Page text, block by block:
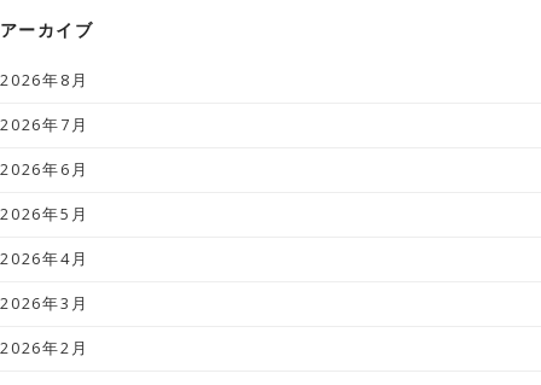
アーカイブ
2026年8月
2026年7月
2026年6月
2026年5月
2026年4月
2026年3月
2026年2月